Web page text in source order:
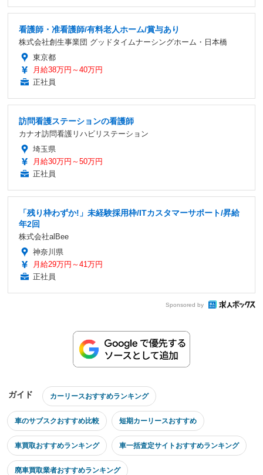
看護師・准看護師/有料老人ホーム/賞与あり
株式会社創生事業団 グッドタイムナーシングホーム・日本橋
東京都
月給38万円～40万円
正社員
訪問看護ステーションの看護師
カナオ訪問看護リハビリステーション
埼玉県
月給30万円～50万円
正社員
「残り枠わずか!」未経験採用枠/ITカスタマーサポート/昇給
年2回
株式会社alBee
神奈川県
月給29万円～41万円
正社員
Sponsored by
ガイド カーリースおすすめランキング
車のサブスクおすすめ比較 短期カーリースおすすめ
車買取おすすめランキング 車一括査定サイトおすすめランキング
廃車買取業者おすすめランキング